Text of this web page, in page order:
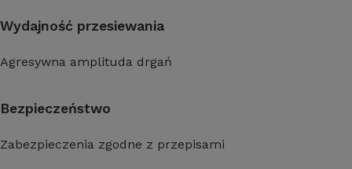
Wydajność przesiewania
Agresywna amplituda drgań
Bezpieczeństwo
Zabezpieczenia zgodne z przepisami